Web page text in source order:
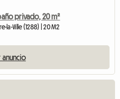
privado, 20 m²
la-Ville (1288) | 20 M2
anuncio